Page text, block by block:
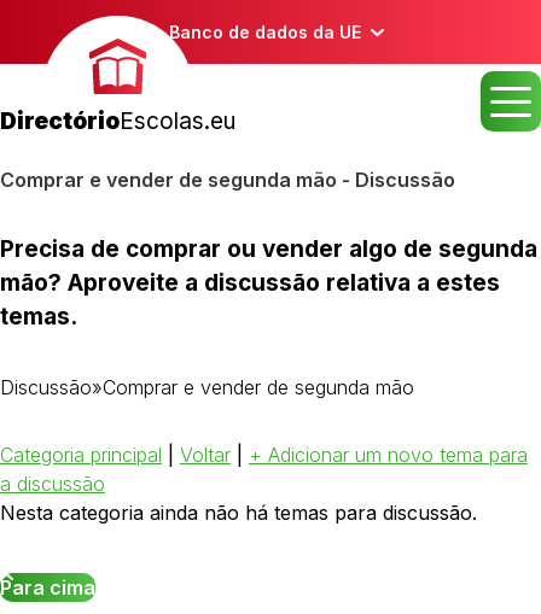
Banco de dados da UE
DirectórioEscolas.eu
Comprar e vender de segunda mão - Discussão
Precisa de comprar ou vender algo de segunda
mão? Aproveite a discussão relativa a estes
temas.
Discussão»Comprar e vender de segunda mão
Categoria principal Voltar
+ Adicionar um novo tema para
a discussão
Nesta categoria ainda não há temas para discussão.
Para cima